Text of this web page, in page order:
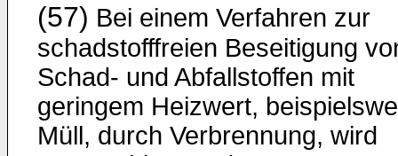
(57) Bei einem Verfahren zur
schadstofffreien Beseitigung
Schad- und Abfallstoffen mit
geringem Heizwert,
Müll, durch Verbrennung, wird